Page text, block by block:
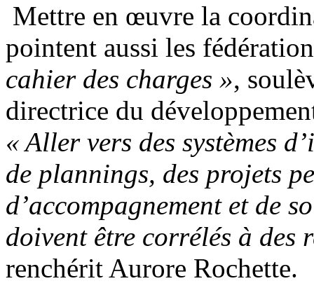
Mettre en œuvre la
pointent aussi les
cahier des charges »,
directrice du
« Aller vers des systèmes
de plannings, des projets
d’accompagnement et de
doivent être corrélés à des
renchérit Aurore Rochette.